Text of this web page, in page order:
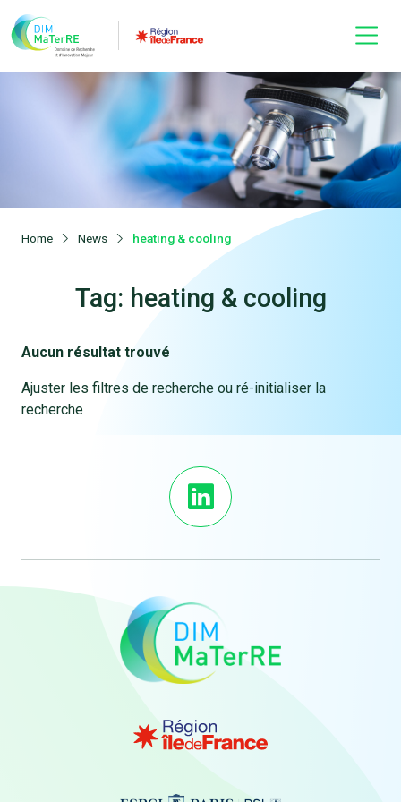
Home News heating & cooling
Tag: heating & cooling
Aucun résultat trouvé
Ajuster les filtres de recherche ou ré-initialiser la
recherche